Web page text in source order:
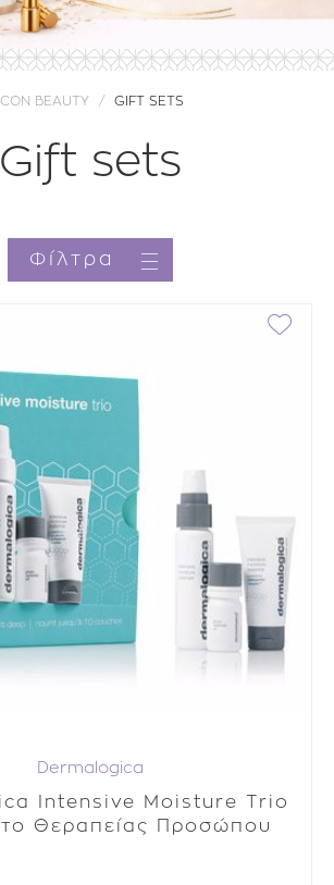
ICON BEAUTY GIFT SETS
Gift sets
Φίλτρα
Dermalogica
Intensive Moisture Trio
Θεραπείας Προσώπου